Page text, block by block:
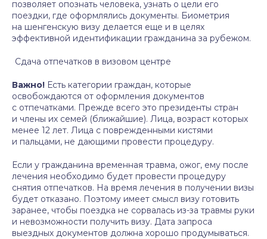
позволяет опознать человека, узнать о цели его
поездки, где оформлялись документы. Биометрия
на шенгенскую визу делается еще и в целях
эффективной идентификации гражданина за рубежом.
Сдача отпечатков в визовом центре
Важно! Есть категории граждан, которые
освобождаются от оформления документов
с отпечатками. Прежде всего это президенты стран
и члены их семей (ближайшие). Лица, возраст которых
менее 12 лет. Лица с поврежденными кистями
и пальцами, не дающими провести процедуру.
Если у гражданина временная травма, ожог, ему после
лечения необходимо будет провести процедуру
снятия отпечатков. На время лечения в получении визы
будет отказано. Поэтому имеет смысл визу готовить
заранее, чтобы поездка не сорвалась из-за травмы руки
и невозможности получить визу. Дата запроса
выездных документов должна хорошо продумываться.